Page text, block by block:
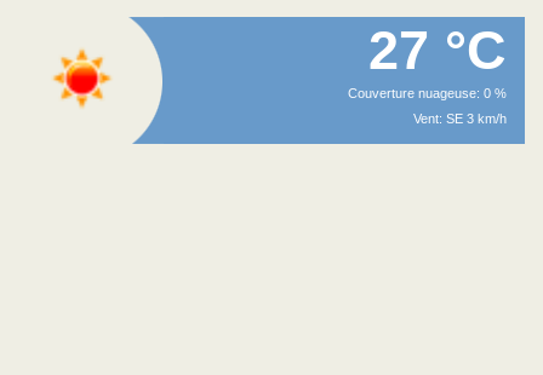
27 °C
Couverture nuageuse: 0 %
Vent: SE 3 km/h